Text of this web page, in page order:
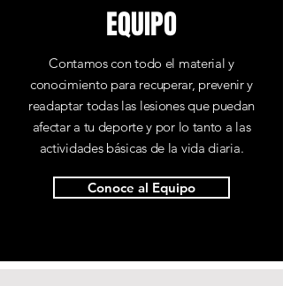
EQUIPO
Contamos con todo el material y
conocimiento para recuperar, prevenir y
readaptar todas las lesiones que puedan
afectar a tu deporte y por lo tanto a las
actividades básicas de la vida diaria.
Conoce al Equipo